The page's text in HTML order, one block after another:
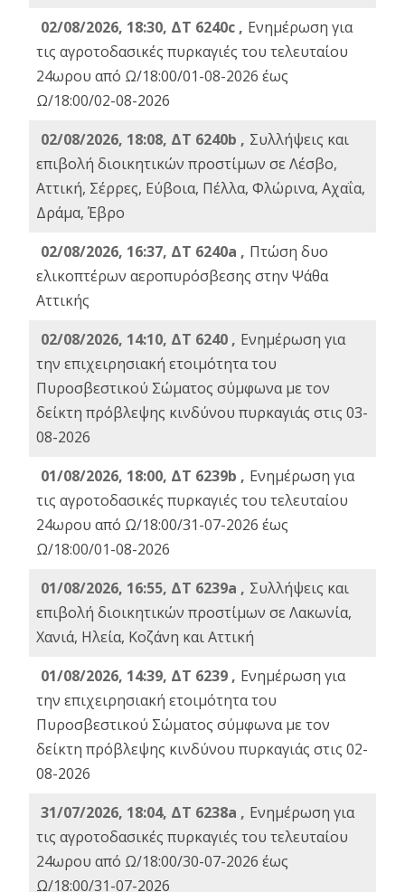
02/08/2026, 18:30, ΔΤ 6240c , Ενημέρωση για
τις αγροτοδασικές πυρκαγιές του τελευταίου
24ωρου από Ω/18:00/01-08-2026 έως
Ω/18:00/02-08-2026
02/08/2026, 18:08, ΔΤ 6240b , Συλλήψεις και
επιβολή διοικητικών προστίμων σε Λέσβο,
Αττική, Σέρρες, Εύβοια, Πέλλα, Φλώρινα, Αχαΐα,
Δράμα, Έβρο
02/08/2026, 16:37, ΔΤ 6240a , Πτώση δυο
ελικοπτέρων αεροπυρόσβεσης στην Ψάθα
Αττικής
02/08/2026, 14:10, ΔΤ 6240 , Ενημέρωση για
την επιχειρησιακή ετοιμότητα του
Πυροσβεστικού Σώματος σύμφωνα με τον
δείκτη πρόβλεψης κινδύνου πυρκαγιάς στις 03-
08-2026
01/08/2026, 18:00, ΔΤ 6239b , Ενημέρωση για
τις αγροτοδασικές πυρκαγιές του τελευταίου
24ωρου από Ω/18:00/31-07-2026 έως
Ω/18:00/01-08-2026
01/08/2026, 16:55, ΔΤ 6239a , Συλλήψεις και
επιβολή διοικητικών προστίμων σε Λακωνία,
Χανιά, Ηλεία, Κοζάνη και Αττική
01/08/2026, 14:39, ΔΤ 6239 , Ενημέρωση για
την επιχειρησιακή ετοιμότητα του
Πυροσβεστικού Σώματος σύμφωνα με τον
δείκτη πρόβλεψης κινδύνου πυρκαγιάς στις 02-
08-2026
31/07/2026, 18:04, ΔΤ 6238a , Ενημέρωση για
τις αγροτοδασικές πυρκαγιές του τελευταίου
24ωρου από Ω/18:00/30-07-2026 έως
Ω/18:00/31-07-2026